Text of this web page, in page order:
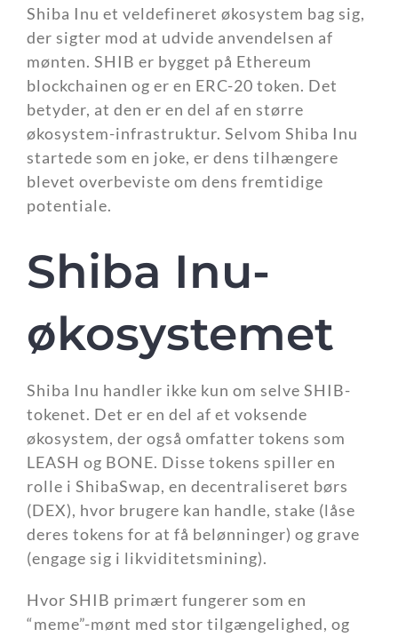
Shiba Inu et veldefineret økosystem bag sig,
der sigter mod at udvide anvendelsen af
mønten. SHIB er bygget på Ethereum
blockchainen og er en ERC-20 token. Det
betyder, at den er en del af en større
økosystem-infrastruktur. Selvom Shiba Inu
startede som en joke, er dens tilhængere
blevet overbeviste om dens fremtidige
potentiale.
Shiba Inu-
økosystemet
Shiba Inu handler ikke kun om selve SHIB-
tokenet. Det er en del af et voksende
økosystem, der også omfatter tokens som
LEASH og BONE. Disse tokens spiller en
rolle i ShibaSwap, en decentraliseret børs
(DEX), hvor brugere kan handle, stake (låse
deres tokens for at få belønninger) og grave
(engage sig i likviditetsmining).
Hvor SHIB primært fungerer som en
“meme”-mønt med stor tilgængelighed, og